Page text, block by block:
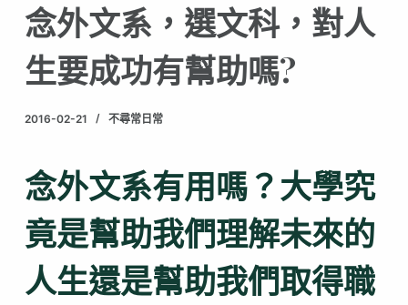
念外文系，選文科，對人
生要成功有幫助嗎?
2016-02-21 不尋常日常
念外文系有用嗎？大學究
竟是幫助我們理解未來的
人生還是幫助我們取得職